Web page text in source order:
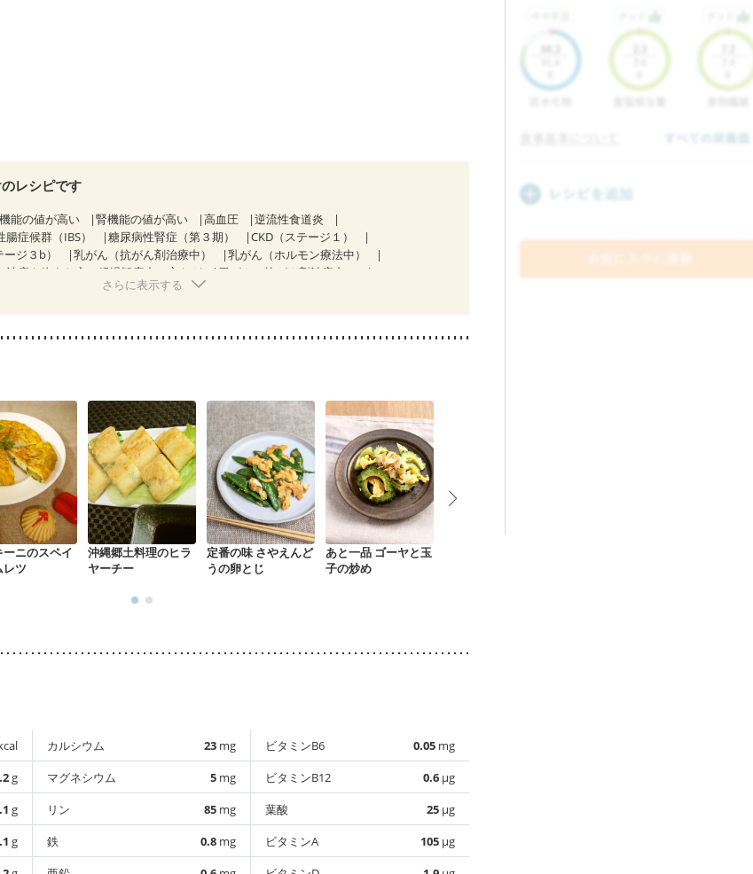
レシピです
能の値が高い 腎機能の値が高い 高血圧
逆流性食道炎
腸症候群（IBS） 糖尿病性腎症（第３期）
CKD（ステージ１）
ジ３b） 乳がん（抗がん剤治療中）
乳がん（ホルモン療法中）
治療を終えた方・経過観察中の方など
胃がん（抗がん剤治療中）
大腸がん治療を終えた方・経過観察中の方
中 更年期
さらに表示する
ーニのスペイ
レツ
沖縄郷土料理のヒラ
ヤーチー
定番の味 さやえんど
うの卵とじ
あと一品 ゴーヤと玉
子の炒め
g
g
g
カルシウム 23 mg
マグネシウム
5 mg
リン
85 mg
鉄
0.8 mg
ビタミンB6 0.05 mg
ビタミンB12
0.6 µg
葉酸
25 µg
ビタミンA
105 µg